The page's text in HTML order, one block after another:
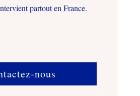
partout en France.
nous